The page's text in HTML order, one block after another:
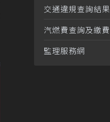
交通違規查詢結果
汽燃費查詢及繳費
監理服務網